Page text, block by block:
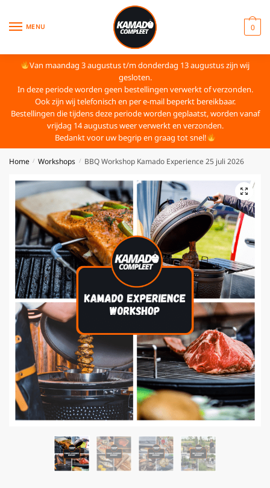
MENU 0
Van maandag 3 augustus t/m donderdag 13 augustus zijn wij
gesloten.
In deze periode worden geen bestellingen verwerkt of verzonden.
Ook zijn wij telefonisch en per e-mail beperkt bereikbaar.
Bestellingen die tijdens deze periode worden geplaatst, worden vanaf
vrijdag 14 augustus weer verwerkt en verzonden.
Bedankt voor uw begrip en graag tot snel!
Home / Workshops / BBQ Workshop Kamado Experience 25 juli 2026